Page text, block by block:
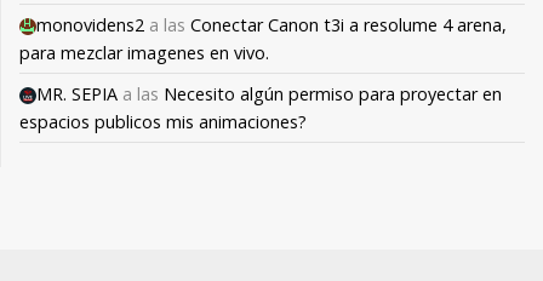
monovidens2 a las Conectar Canon t3i a resolume 4 arena,
para mezclar imagenes en vivo.
MR. SEPIA a las Necesito algún permiso para proyectar en
espacios publicos mis animaciones?